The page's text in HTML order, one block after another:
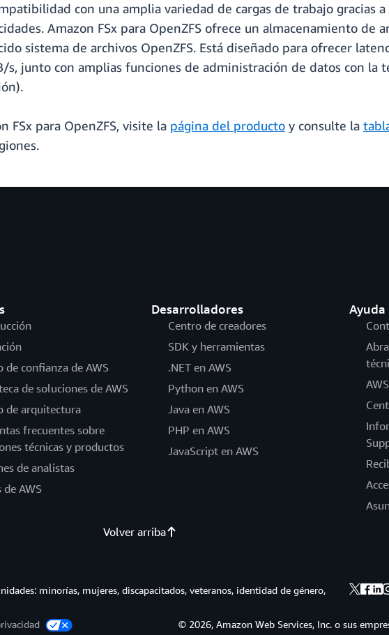
con una amplia variedad de cargas de trabajo gracias
Amazon FSx para OpenZFS ofrece un almacenamiento de
sistema de archivos OpenZFS. Está diseñado para ofrecer
junto con amplias funciones de administración de datos con la
FSx para OpenZFS, visite la página del producto y consulte la
de confianza de AWS
de soluciones de AWS
de arquitectura
frecuentes sobre
técnicas y productos
de analistas
de AWS
Desarrolladores
Centro de creadores
SDK y herramientas
.NET en AWS
Python en AWS
Java en AWS
PHP en AWS
JavaScript en AWS
Ayuda
Volver arriba
minorías, mujeres, discapacitados, veteranos, identidad de género,
© 2026, Amazon Web Services, Inc. o sus